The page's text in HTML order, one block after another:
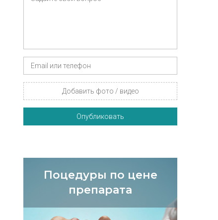
Добавить фото / видео
Опубликовать
Поцедуры по цене
препарата